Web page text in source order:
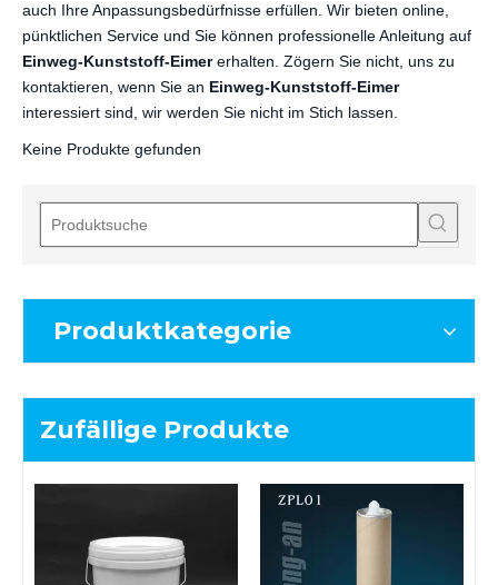
auch Ihre Anpassungsbedürfnisse erfüllen. Wir bieten online,
pünktlichen Service und Sie können professionelle Anleitung auf
Einweg-Kunststoff-Eimererhalten. Zögern Sie nicht, uns zu
kontaktieren, wenn Sie an Einweg-Kunststoff-Eimer
interessiert sind, wir werden Sie nicht im Stich lassen.
Keine Produkte gefunden
Produktkategorie
Zufällige Produkte